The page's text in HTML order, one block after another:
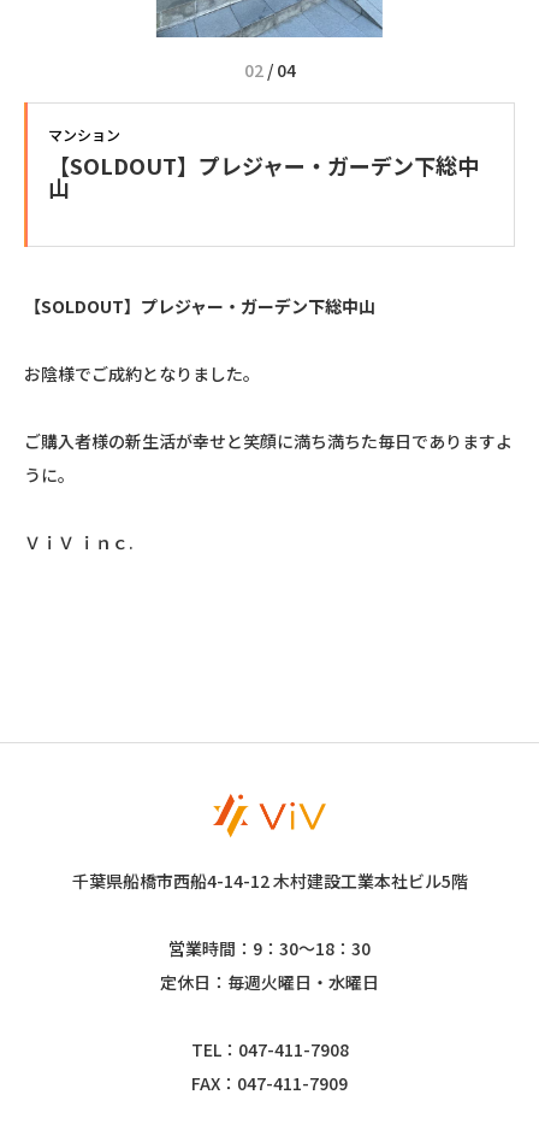
02/ 04
マンション
【SOLDOUT】プレジャー・ガーデン下総中
山
【SOLDOUT】プレジャー・ガーデン下総中山
お陰様でご成約となりました。
ご購入者様の新生活が幸せと笑顔に満ち満ちた毎日でありますよ
うに。
ＶｉＶ ｉｎｃ.
千葉県船橋市西船4-14-12 木村建設工業本社ビル5階
営業時間：9：30～18：30
定休日：毎週火曜日・水曜日
TEL：047-411-7908
FAX：047-411-7909